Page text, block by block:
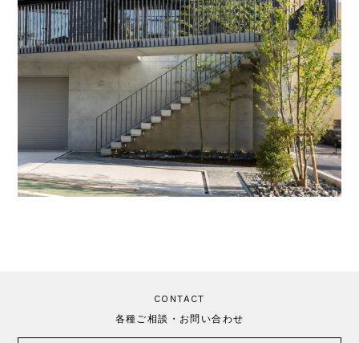
CONTACT
各種ご相談・お問い合わせ